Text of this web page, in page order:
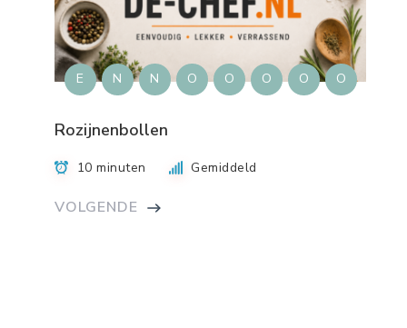
E N N O O O O O
Rozijnenbollen
10 minuten Gemiddeld
VOLGENDE